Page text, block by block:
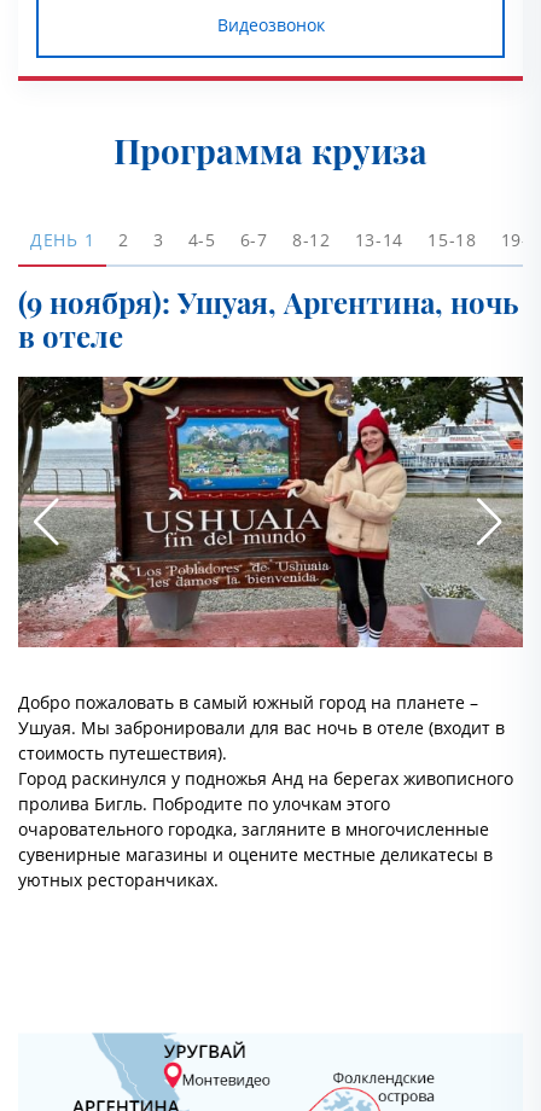
Видеозвонок
Программа круиза
ДЕНЬ 1 2 3 4-5 6-7 8-12 13-14 15-18 19-
(9 ноября): Ушуая, Аргентина, ночь
в отеле
Добро пожаловать в самый южный город на планете –
Ушуая. Мы забронировали для вас ночь в отеле (входит в
стоимость путешествия).
Город раскинулся у подножья Анд на берегах живописного
пролива Бигль. Побродите по улочкам этого
очаровательного городка, загляните в многочисленные
сувенирные магазины и оцените местные деликатесы в
уютных ресторанчиках.